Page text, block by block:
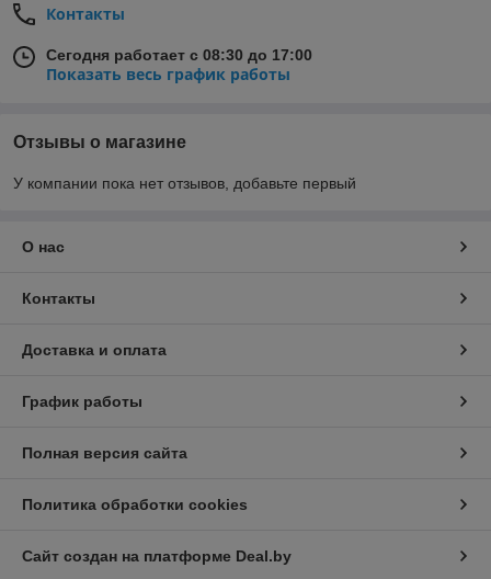
Контакты
Сегодня работает с 08:30 до 17:00
Показать весь график работы
Отзывы о магазине
У компании пока нет отзывов, добавьте первый
О нас
Контакты
Доставка и оплата
График работы
Полная версия сайта
Политика обработки cookies
Сайт создан на платформе Deal.by